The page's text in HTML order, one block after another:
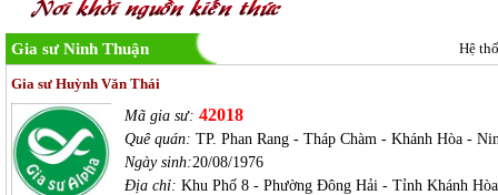
Gia sư Ninh Thuận Hệ
Gia sư Huỳnh Văn Thái
Mã gia sư: 42018
Quê quán: TP. Phan Rang - Tháp Chàm - Khánh Hòa -
Ngày sinh:20/08/1976
Địa chỉ: Khu Phố 8 - Phường Đông Hải - Tỉnh Khánh Hòa